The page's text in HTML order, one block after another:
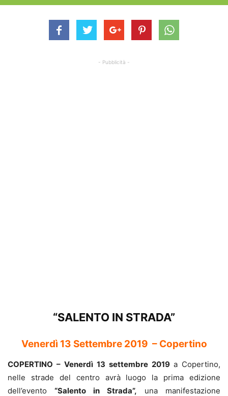
- Pubblicità -
“SALENTO IN STRADA”
Venerdì 13 Settembre 2019 – Copertino
COPERTINO – Venerdì 13 settembre 2019a Copertino,
nelle strade del centro avrà luogo la prima edizione
dell’evento “Salento in Strada”, una manifestazione